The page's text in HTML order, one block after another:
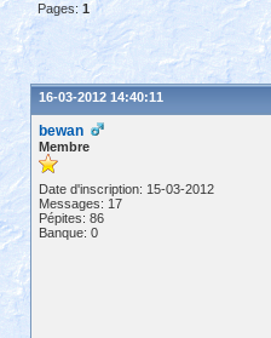
Pages: 1
16-03-2012 14:40:11
bewan
Membre
Date d'inscription: 15-03-2012
Messages: 17
Pépites: 86
Banque: 0